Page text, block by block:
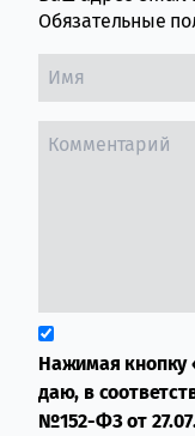
Обязательные
Нажимая кнопку
даю, в
№152-ФЗ от